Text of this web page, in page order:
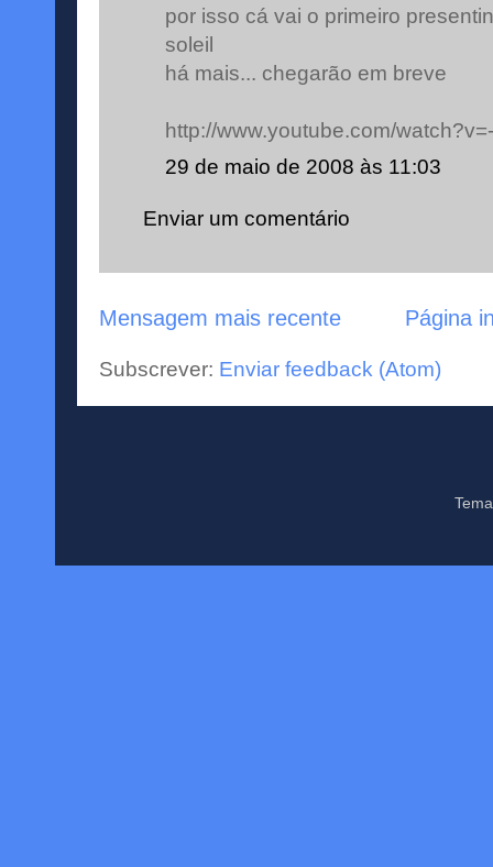
por isso cá vai o primeiro
soleil
há mais... chegarão em breve
http://www.youtube.com/
29 de maio de 2008 às 11:03
Enviar um comentário
Mensagem mais recente Página
Subscrever: Enviar feedback (Atom)